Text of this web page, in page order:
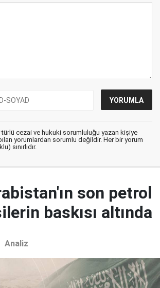
türlü cezai ve hukuki sorumluluğu yazan kişiye
yorumlardan sorumlu değildir. Her bir yorum
sınırlıdır.
son petrol
baskısı altında
Analiz